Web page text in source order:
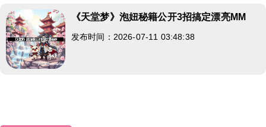
《天堂梦》泡妞秘籍公开3招搞定漂亮MM
发布时间：2026-07-11 03:48:38